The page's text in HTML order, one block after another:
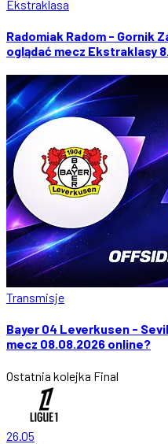
Ekstraklasa
Radomiak Radom - Gornik
oglądać mecz Ekstraklasy
Transmisje
Bayer 04 Leverkusen -
mecz 08.08.2026 online?
Ostatnia kolejka Final
26.05